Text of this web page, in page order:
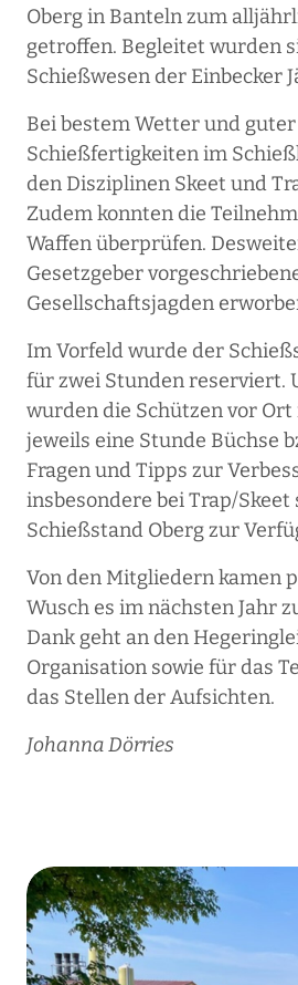
Oberg in Banteln zum
getroffen. Begleitet wurden
Schießwesen der Einbecker
Bei bestem Wetter und
Schießfertigkeiten im
den Disziplinen Skeet und
Zudem konnten die
Waffen überprüfen.
Gesetzgeber
Gesellschaftsjagden
Im Vorfeld wurde der
für zwei Stunden reserviert.
wurden die Schützen vor
jeweils eine Stunde Büchse
Fragen und Tipps zur
insbesondere bei Trap/
Schießstand Oberg zur
Von den Mitgliedern kamen
Wusch es im nächsten Jahr
Dank geht an den
Organisation sowie für das
das Stellen der Aufsichten.
Johanna Dörries